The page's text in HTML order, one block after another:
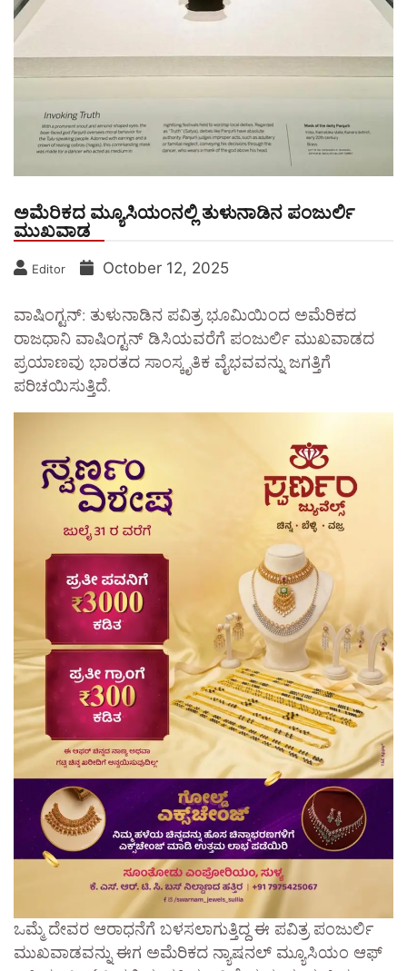
ಅಮೆರಿಕದ ಮ್ಯೂಸಿಯಂನಲ್ಲಿ ತುಳುನಾಡಿನ ಪಂಜುರ್ಲಿ
ಮುಖವಾಡ
Editor October 12, 2025
ವಾಷಿಂಗ್ಟನ್: ತುಳುನಾಡಿನ ಪವಿತ್ರ ಭೂಮಿಯಿಂದ ಅಮೆರಿಕದ
ರಾಜಧಾನಿ ವಾಷಿಂಗ್ಟನ್ ಡಿಸಿಯವರೆಗೆ ಪಂಜುರ್ಲಿ ಮುಖವಾಡದ
ಪ್ರಯಾಣವು ಭಾರತದ ಸಾಂಸ್ಕೃತಿಕ ವೈಭವವನ್ನು ಜಗತ್ತಿಗೆ
ಪರಿಚಯಿಸುತ್ತಿದೆ.
ಒಮ್ಮೆ ದೇವರ ಆರಾಧನೆಗೆ ಬಳಸಲಾಗುತ್ತಿದ್ದ ಈ ಪವಿತ್ರ ಪಂಜುರ್ಲಿ
ಮುಖವಾಡವನ್ನು ಈಗ ಅಮೆರಿಕದ ನ್ಯಾಷನಲ್ ಮ್ಯೂಸಿಯಂ ಆಫ್